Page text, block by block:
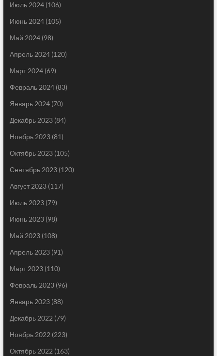
Июль 2024(106)
Июнь 2024(105)
Май 2024(98)
Апрель 2024(120)
Март 2024(69)
Февраль 2024(83)
Январь 2024(70)
Декабрь 2023(84)
Ноябрь 2023(81)
Октябрь 2023(105)
Сентябрь 2023(120)
Август 2023(117)
Июль 2023(79)
Июнь 2023(98)
Май 2023(108)
Апрель 2023(91)
Март 2023(110)
Февраль 2023(96)
Январь 2023(88)
Декабрь 2022 (79)
Ноябрь 2022 (223)
Октябрь 2022 (163)